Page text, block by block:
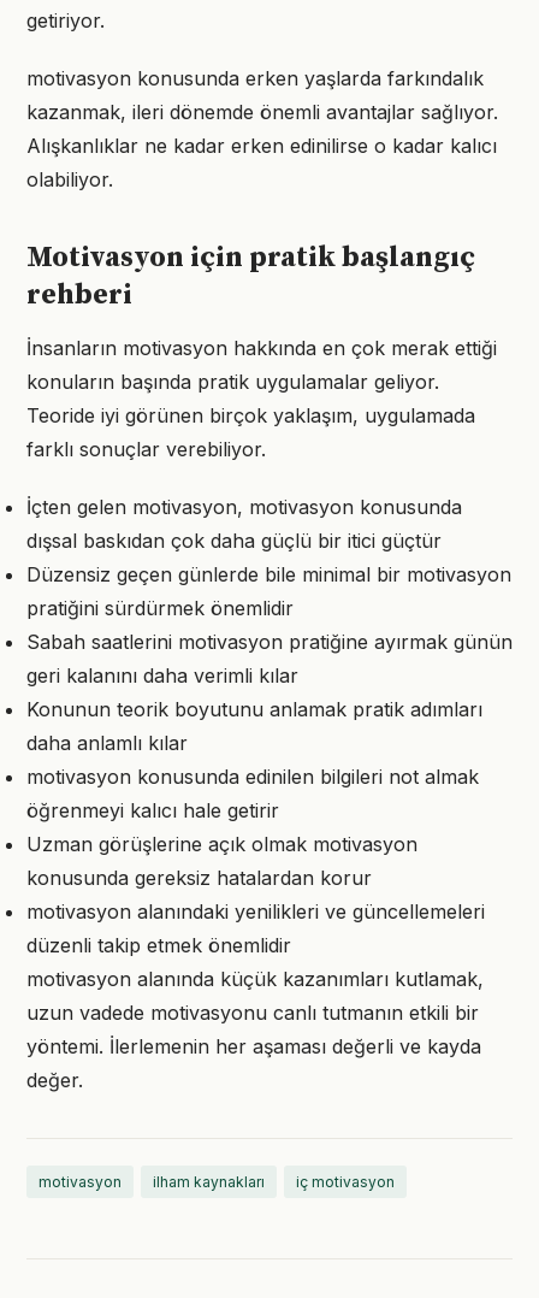
getiriyor.
motivasyon konusunda erken yaşlarda farkındalık
kazanmak, ileri dönemde önemli avantajlar sağlıyor.
Alışkanlıklar ne kadar erken edinilirse o kadar kalıcı
olabiliyor.
Motivasyon için pratik başlangıç
rehberi
İnsanların motivasyon hakkında en çok merak ettiği
konuların başında pratik uygulamalar geliyor.
Teoride iyi görünen birçok yaklaşım, uygulamada
farklı sonuçlar verebiliyor.
İçten gelen motivasyon, motivasyon konusunda
dışsal baskıdan çok daha güçlü bir itici güçtür
Düzensiz geçen günlerde bile minimal bir motivasyon
pratiğini sürdürmek önemlidir
Sabah saatlerini motivasyon pratiğine ayırmak günün
geri kalanını daha verimli kılar
Konunun teorik boyutunu anlamak pratik adımları
daha anlamlı kılar
motivasyon konusunda edinilen bilgileri not almak
öğrenmeyi kalıcı hale getirir
Uzman görüşlerine açık olmak motivasyon
konusunda gereksiz hatalardan korur
motivasyon alanındaki yenilikleri ve güncellemeleri
düzenli takip etmek önemlidir
motivasyon alanında küçük kazanımları kutlamak,
uzun vadede motivasyonu canlı tutmanın etkili bir
yöntemi. İlerlemenin her aşaması değerli ve kayda
değer.
motivasyon ilham kaynakları iç motivasyon